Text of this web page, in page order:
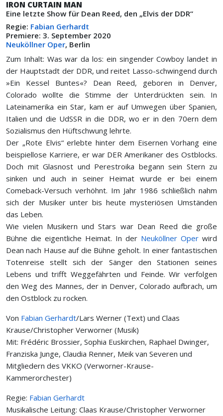
IRON CURTAIN MAN
Eine letzte Show für Dean Reed, den „Elvis der DDR“
Regie: Fabian Gerhardt
Premiere: 3. September 2020
Neuköllner Oper, Berlin
Zum Inhalt: Was war da los: ein singender Cowboy landet in
der Hauptstadt der DDR, und reitet Lasso-schwingend durch
»Ein Kessel Buntes«? Dean Reed, geboren in Denver,
Colorado wollte die Stimme der Unterdrückten sein. In
Lateinamerika ein Star, kam er auf Umwegen über Spanien,
Italien und die UdSSR in die DDR, wo er in den 70ern dem
Sozialismus den Hüftschwung lehrte.
Der „Rote Elvis“ erlebte hinter dem Eisernen Vorhang eine
beispiellose Karriere, er war DER Amerikaner des Ostblocks.
Doch mit Glasnost und Perestroika begann sein Stern zu
sinken und auch in seiner Heimat wurde er bei einem
Comeback-Versuch verhöhnt. Im Jahr 1986 schließlich nahm
sich der Musiker unter bis heute mysteriösen Umständen
das Leben.
Wie vielen Musikern und Stars war Dean Reed die große
Bühne die eigentliche Heimat. In der Neuköllner Oper wird
Dean nach Hause auf die Bühne geholt. In einer fantastischen
Totenreise stellt sich der Sänger den Stationen seines
Lebens und trifft Weggefährten und Feinde. Wir verfolgen
den Weg des Mannes, der in Denver, Colorado aufbrach, um
den Ostblock zu rocken.
Von Fabian Gerhardt/Lars Werner (Text) und Claas
Krause/Christopher Verworner (Musik)
Mit: Frédéric Brossier, Sophia Euskirchen, Raphael Dwinger,
Franziska Junge, Claudia Renner, Meik van Severen und
Mitgliedern des VKKO (Verworner-Krause-
Kammerorchester)
Regie: Fabian Gerhardt
Musikalische Leitung: Claas Krause/Christopher Verworner